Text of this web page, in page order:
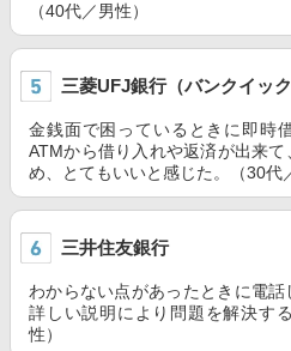
（40代／男性）
三菱UFJ銀行（バンクイック
金銭面で困っているときに即時
ATMから借り入れや返済が出来
め、とてもいいと感じた。（30代
三井住友銀行
わからない点があったときに電話
詳しい説明により問題を解決す
性）